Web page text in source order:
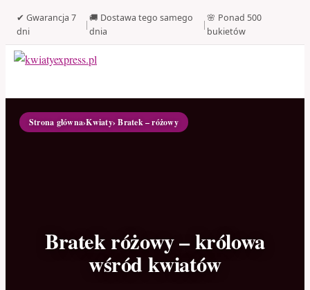
✔ Gwarancja 7
dni
|
🚚 Dostawa tego samego
dnia
|
🌸 Ponad 500
bukietów
Strona główna›Kwiaty› Bratek – różowy
Bratek różowy – królowa
wśród kwiatów